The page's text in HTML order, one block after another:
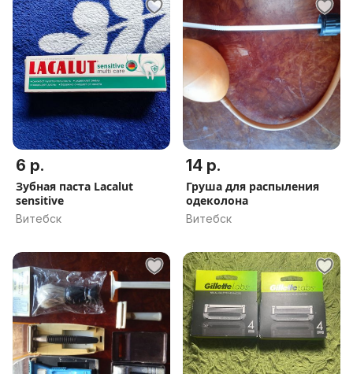
6 р.
Зубная паста Lacalut
sensitive
Витебск
14 р.
Груша для распыления
одеколона
Витебск